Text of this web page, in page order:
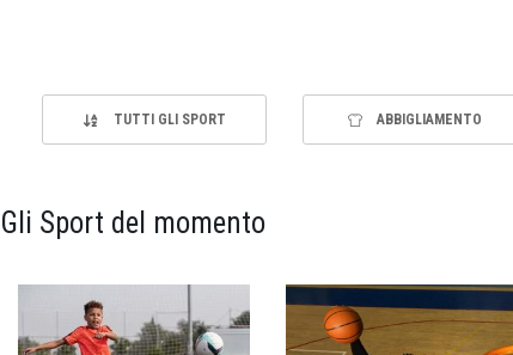
TUTTI GLI SPORT ABBIGLIAMENTO
Gli Sport del momento